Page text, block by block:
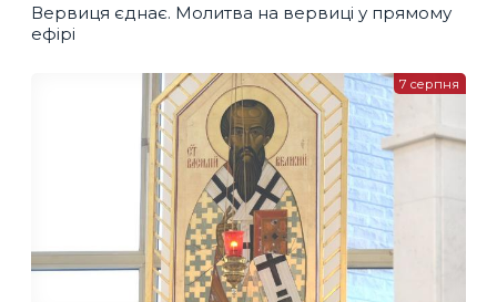
Вервиця єднає. Молитва на вервиці у прямому
ефірі
7 серпня